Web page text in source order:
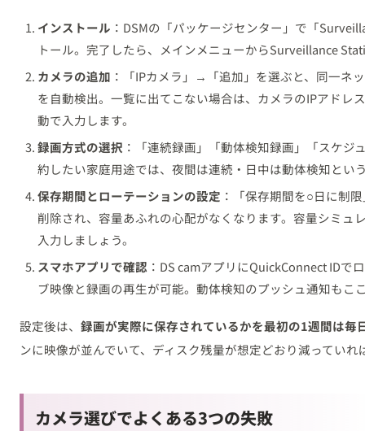
インストール ：DSMの「パッケージセンター」で「
トール。完了したら、メインメニューからSurveillance
カメラの追加 ：「IPカメラ」→「追加」を選ぶと、同一ネ
を自動検出。一覧に出てこない場合は、カメラのIPアドレ
動で入力します。
録画方式の選択 ：「連続録画」「動体検知録画」「スケジ
約したい家庭用途では、夜間は連続・日中は動体検知とい
保存期間とローテーションの設定 ：「保存期間を○日に制
削除され、容量あふれの心配がなくなります。容量シミュ
入力しましょう。
スマホアプリで確認 ：DS camアプリにQuickConnect IDで
ブ映像と録画の再生が可能。動体検知のプッシュ通知もこ
設定後は、 録画が実際に保存されているかを最初の1週間は毎
ンに映像が並んでいて、ディスク残量が想定どおり減っていれ
カメラ選びでよくある3つの失敗